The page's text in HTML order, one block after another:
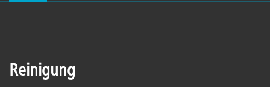
Reinigung